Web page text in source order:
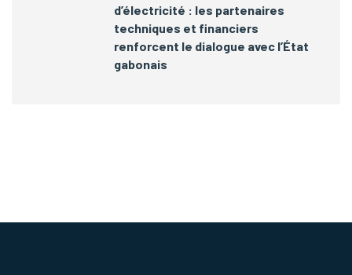
d’électricité : les partenaires
techniques et financiers
renforcent le dialogue avec l’État
gabonais